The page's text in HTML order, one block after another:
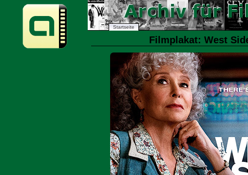
Startseite
Filmplakat: West